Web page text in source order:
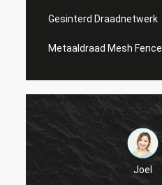
Gesinterd Draadnetwerk
Metaaldraad Mesh Fence